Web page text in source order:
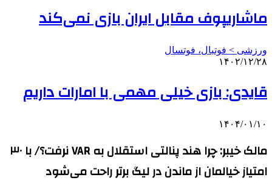
ماشاریپوف مقابل ایران بازی نمی‌کند
ورزشی > فوتبال، فوتسال
۱۴۰۲/۱۲/۲۸
قایدی: بازی خیلی مهمی با امارات داریم
۱۴۰۴/۰۱/۱۰
مالک خیبر: چرا هند پنالتی استقلال به VAR نرفت؟/ با ۳۰
امتیاز خیالمان از ماندن در لیگ برتر راحت می‌شود